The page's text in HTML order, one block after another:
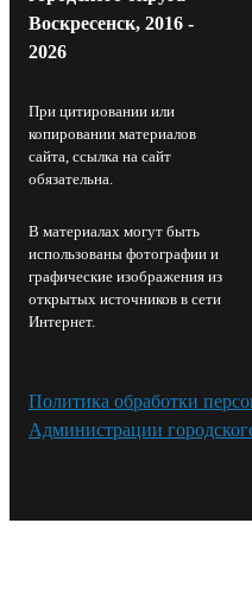
Воскресенск, 2016 -
2026
При цитировании или
копировании материалов
сайта, ссылка на сайт
обязательна.
В материалах могут быть
использованы фотографии и
графические изображения из
открытых источников в сети
Интернет.
Политика обработки
Администрации